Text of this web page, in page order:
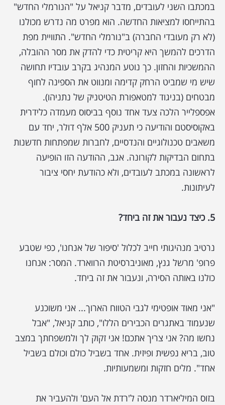
במכתבו השני לעובדים, מדבר קניאל על "הנורמלי החדש"
בהתייחסו למציאות החדשה. הוא מפרט מה נדרש מכולנו
(לא רק מעובדי החברה) ב"נורמלי החדש". התוויית מפת
הדרכים להמשך היא קריטית כדי להדק את מסר ההובלה,
ההמשכיות והחזון. כך נוטע המנהיג בקרב עובדיו תחושה
שיש מי שמביט הרחק קדימה ומנווט את הספינה לחוף
מבטחים (בניגוד למטאפורת הטיטניק של נתניהו).
אפספלייר הלכה צעד אחד נוסף בביסוס מעמדה כלידרית
באקוסיסטם והודיעה כי תעניק 500 אלף דולר, יחד עם
משאבים טכנולוגיים והנדסיים, לחברות שמפתחות חדשנות
בתחום הבדיקות לקורונה. אגב, ההודעה הזו הופיעה
לראשונה במכתב לעובדים, ולא כהודעת יחסי ציבור
לעיתונות.
5. כיצד נעבור את זה ביחד?
נרטיב מנהיגותי חייב לכלול 'סיפור של אנחנו', כפי שטבע
פרופ' מרשל גנץ, מאוניברסיטת הרווארד. המסר: אנחנו
כולנו באותה הסירה, ונעבור את זה ביחד.
"אני מאוד אופטימי לגבי הטווח הארוך... אני משוכנע
שנעמוד באתגרים הכבירים הללו", כותב קניאל, "אבל
נחשו מה? אני צריך אתכם! אני זקוק לך ולמשפחתך במצב
טוב, בריא נפשית ופיזית. אחד בשביל כולם וכולם בשביל
אחד". מלים חזקות ומשמעותיות.
בזוס המיליארדר מנסה ל'רדת אל העם' ולהעביר את